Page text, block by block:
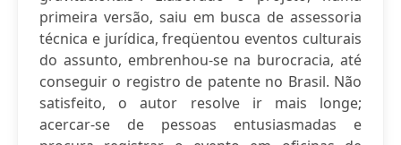
primeira versão, saiu em busca de assessoria
técnica e jurídica, freqüentou eventos culturais
do assunto, embrenhou-se na burocracia, até
conseguir o registro de patente no Brasil. Não
satisfeito, o autor resolve ir mais longe;
acercar-se de pessoas entusiasmadas e